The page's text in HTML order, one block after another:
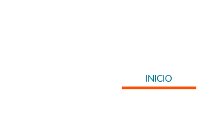
INICIO